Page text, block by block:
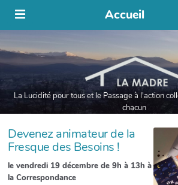
Accueil
La Lucidité pour tous et le Passage à l'action
chacun
Devenez animateur de la
Fresque des Besoins !
le vendredi 19 décembre de 9h à 13h à
la Correspondance